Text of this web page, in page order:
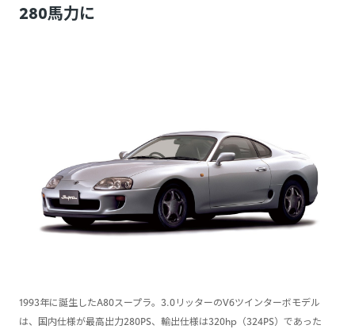
280馬力に
1993年に誕生したA80スープラ。3.0リッターのV6ツインターボモデル
は、国内仕様が最高出力280PS、輸出仕様は320hp（324PS）であった